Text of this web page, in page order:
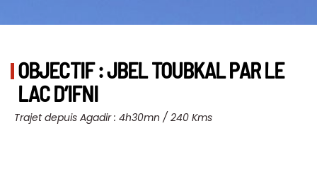
OBJECTIF : JBEL TOUBKAL PAR LE
LAC D’IFNI
Trajet depuis Agadir : 4h30mn / 240 Kms